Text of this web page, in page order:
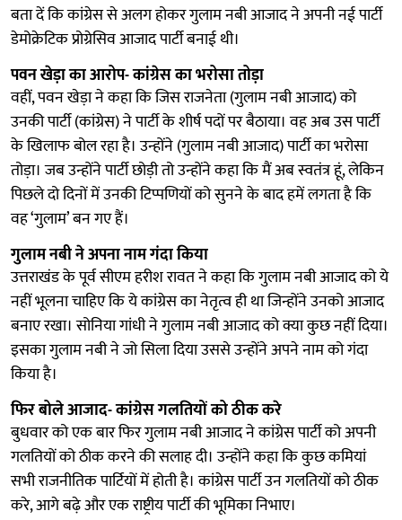
बता दें कि कांग्रेस से अलग होकर गुलाम नबी आजाद ने अपनी नई पार्टी
डेमोक्रेटिक प्रोग्रेसिव आजाद पार्टी बनाई थी।
पवन खेड़ा का आरोप- कांग्रेस का भरोसा तोड़ा
वहीं, पवन खेड़ा ने कहा कि जिस राजनेता (गुलाम नबी आजाद) को
उनकी पार्टी (कांग्रेस) ने पार्टी के शीर्ष पदों पर बैठाया। वह अब उस पार्टी
के खिलाफ बोल रहा है। उन्होंने (गुलाम नबी आजाद) पार्टी का भरोसा
तोड़ा। जब उन्होंने पार्टी छोड़ी तो उन्होंने कहा कि मैं अब स्वतंत्र हूं, लेकिन
पिछले दो दिनों में उनकी टिप्पणियों को सुनने के बाद हमें लगता है कि
वह ‘गुलाम’ बन गए हैं।
गुलाम नबी ने अपना नाम गंदा किया
उत्तराखंड के पूर्व सीएम हरीश रावत ने कहा कि गुलाम नबी आजाद को ये
नहीं भूलना चाहिए कि ये कांग्रेस का नेतृत्व ही था जिन्होंने उनको आजाद
बनाए रखा। सोनिया गांधी ने गुलाम नबी आजाद को क्या कुछ नहीं दिया।
इसका गुलाम नबी ने जो सिला दिया उससे उन्होंने अपने नाम को गंदा
किया है।
फिर बोले आजाद- कांग्रेस गलतियों को ठीक करे
बुधवार को एक बार फिर गुलाम नबी आजाद ने कांग्रेस पार्टी को अपनी
गलतियों को ठीक करने की सलाह दी। उन्होंने कहा कि कुछ कमियां
सभी राजनीतिक पार्टियों में होती है। कांग्रेस पार्टी उन गलतियों को ठीक
करे, आगे बढ़े और एक राष्ट्रीय पार्टी की भूमिका निभाए।